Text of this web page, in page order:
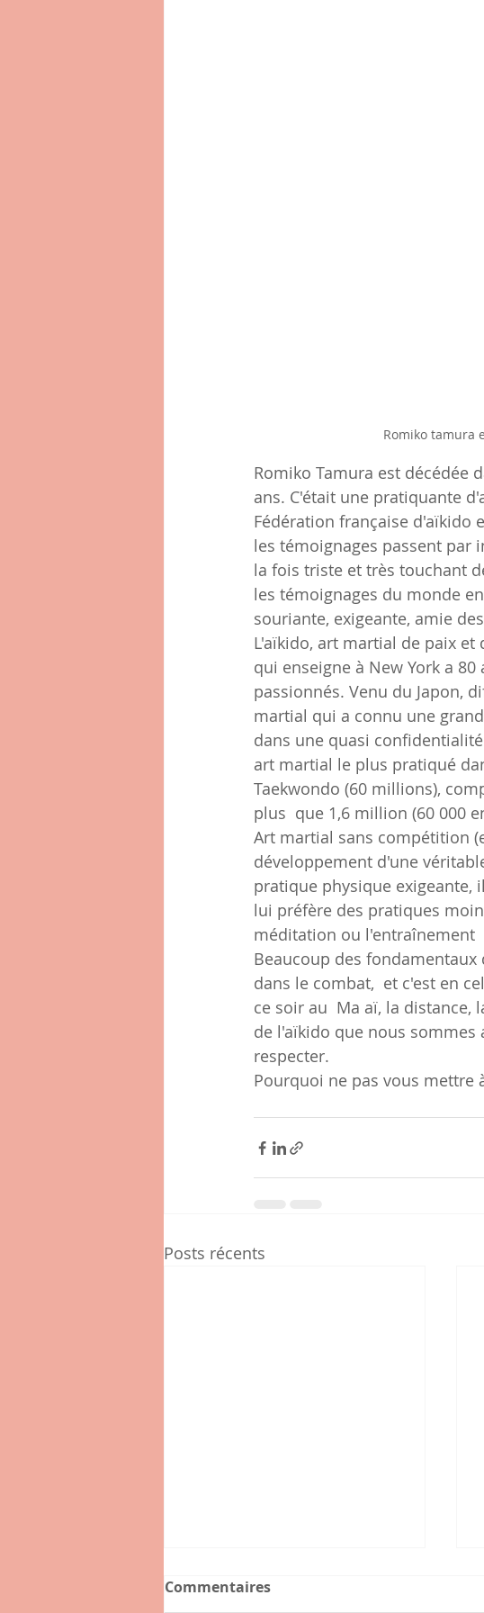
Romiko tamura
Romiko Tamura est décédée
ans. C'était une pratiquante
Fédération française d'aïkido
les témoignages passent par
la fois triste et très touchant
les témoignages du monde
souriante, exigeante, amie
L'aïkido, art martial de paix
qui enseigne à New York a
passionnés. Venu du Japon,
martial qui a connu une
dans une quasi
art martial le plus pratiqué
Taekwondo (60 millions),
plus  que 1,6 million (60 000
Art martial sans compétition
développement d'une
pratique physique
lui préfère des pratiques
méditation ou l'entraînement
Beaucoup des
dans le combat,  et c'est en
ce soir au  Ma aï, la
de l'aïkido que nous
respecter.
Pourquoi ne pas vous
Posts récents
Commentaires